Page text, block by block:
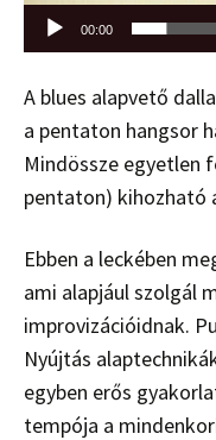
00:00
A blues alapvető
a pentaton hangsor
Mindössze egyetlen
pentaton) kihozható
Ebben a leckében
ami alapjául szolgál
improvizációidnak.
Nyújtás
egyben erős
tempója a